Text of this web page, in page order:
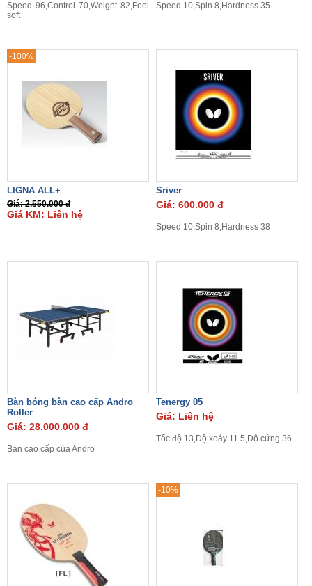
Speed 96,Control 70,Weight 82,Feel
soft
Speed 10,Spin 8,Hardness 35
-100%
LIGNA ALL+
Giá: 2.550.000 đ
Giá KM: Liên hệ
Sriver
Giá: 600.000 đ
Speed 10,Spin 8,Hardness 38
Bàn bóng bàn cao cấp Andro
Roller
Giá: 28.000.000 đ
Bàn cao cấp của Andro
Tenergy 05
Giá: Liên hệ
Tốc độ 13,Độ xoáy 11.5,Độ cứng 36
-10%